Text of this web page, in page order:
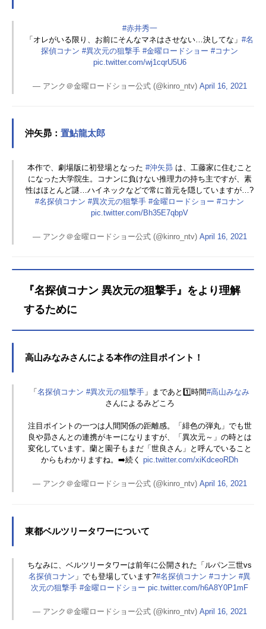
#赤井秀一
「オレがいる限り、お前にそんなマネはさせない…決してな」#名
探偵コナン #異次元の狙撃手 #金曜ロードショー #コナン
pic.twitter.com/wj1cqrU5U6
— アンク＠金曜ロードショー公式 (@kinro_ntv) April 16, 2021
沖矢昴： 置鮎龍太郎
本作で、劇場版に初登場となった #沖矢昴 は、工藤家に住むこと
になった大学院生。コナンに負けない推理力の持ち主ですが、素
性はほとんど謎…ハイネックなどで常に首元を隠していますが…?
#名探偵コナン #異次元の狙撃手 #金曜ロードショー #コナン
pic.twitter.com/Bh35E7qbpV
— アンク＠金曜ロードショー公式 (@kinro_ntv) April 16, 2021
『名探偵コナン 異次元の狙撃手』をより理解
するために
高山みなみさんによる本作の注目ポイント！
「名探偵コナン #異次元の狙撃手 」まであと1️⃣時間#高山みなみ
さんによるみどころ
注目ポイントの一つは人間関係の距離感。「緋色の弾丸」でも世
良や昴さんとの連携がキーになりますが、「異次元～」の時とは
変化しています。蘭と園子もまだ「世良さん」と呼んでいること
からもわかりますね。➡️続くpic.twitter.com/xiKdceoRDh
— アンク＠金曜ロードショー公式 (@kinro_ntv) April 16, 2021
東都ベルツリータワーについて
ちなみに、ベルツリータワーは前年に公開された「ルパン三世vs
名探偵コナン 」でも登場しています?#名探偵コナン #コナン #異
次元の狙撃手 #金曜ロードショー pic.twitter.com/h6A8Y0P1mF
— アンク＠金曜ロードショー公式 (@kinro_ntv) April 16, 2021